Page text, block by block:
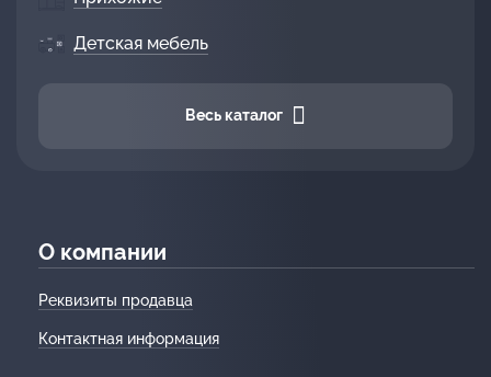
Детская мебель
Весь каталог
О компании
Реквизиты продавца
Контактная информация